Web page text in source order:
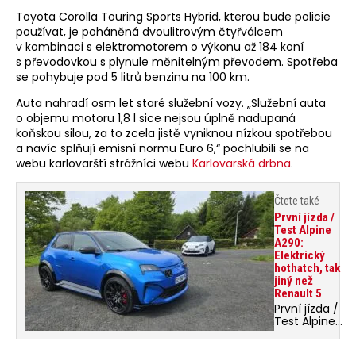
Toyota Corolla Touring Sports Hybrid, kterou bude policie
používat, je poháněná dvoulitrovým čtyřválcem
v kombinaci s elektromotorem o výkonu až 184 koní
s převodovkou s plynule měnitelným převodem. Spotřeba
se pohybuje pod 5 litrů benzinu na 100 km.
Auta nahradí osm let staré služební vozy. „Služební auta
o objemu motoru 1,8 l sice nejsou úplně nadupaná
koňskou silou, za to zcela jistě vyniknou nízkou spotřebou
a navíc splňují emisní normu Euro 6,“ pochlubili se na
webu karlovarští strážníci webu Karlovarská drbna.
Čtete také
První jízda /
Test Alpine
A290:
Elektrický
hothatch, tak
jiný než
Renault 5
První jízda /
Test Alpine